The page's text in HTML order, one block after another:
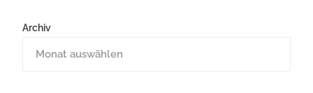
Archiv